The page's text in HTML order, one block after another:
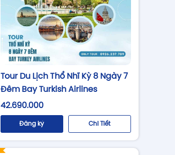
Tour Du Lịch Thổ Nhĩ Kỳ 8 Ngày 7
Đêm Bay Turkish Airlines
42.690.000
Đăng ký Chi Tiết